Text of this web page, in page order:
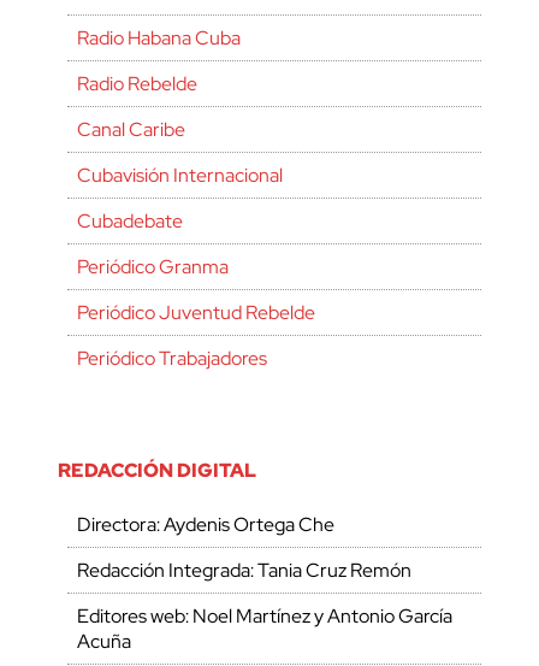
Radio Habana Cuba
Radio Rebelde
Canal Caribe
Cubavisión Internacional
Cubadebate
Periódico Granma
Periódico Juventud Rebelde
Periódico Trabajadores
REDACCIÓN DIGITAL
Directora: Aydenis Ortega Che
Redacción Integrada: Tania Cruz Remón
Editores web: Noel Martínez y Antonio García
Acuña